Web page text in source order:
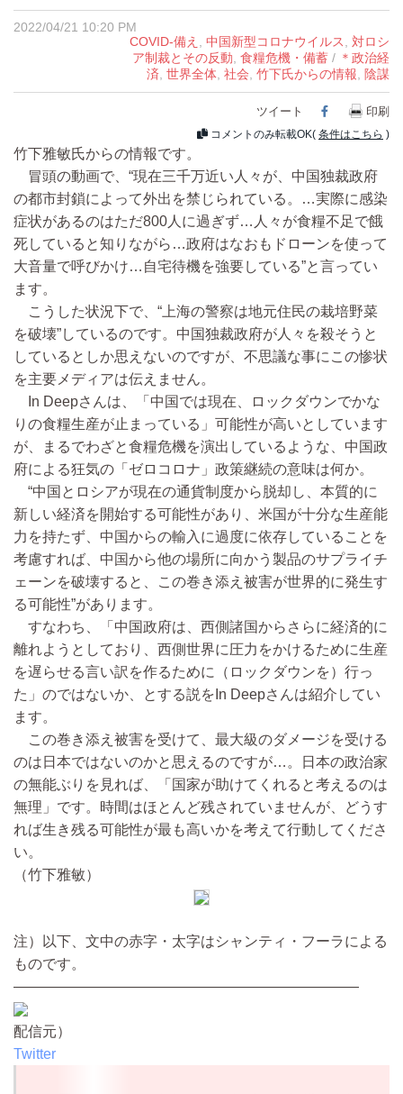
2022/04/21 10:20 PM
COVID-備え
中国新型コロナウイルス
対ロシ
ア制裁とその反動 食糧危機・備蓄 / ＊政治経
済 世界全体 社会 竹下氏からの情報 陰謀
ツイート Facebook
印刷
コメントのみ転載OK( 条件はこちら )
竹下雅敏氏からの情報です。
冒頭の動画で、“現在三千万近い人々が、中国独裁政府
の都市封鎖によって外出を禁じられている。…実際に感染
症状があるのはただ800人に過ぎず…人々が食糧不足で餓
死していると知りながら…政府はなおもドローンを使って
大音量で呼びかけ…自宅待機を強要している”と言ってい
ます。
こうした状況下で、“上海の警察は地元住民の栽培野菜
を破壊”しているのです。中国独裁政府が人々を殺そうと
しているとしか思えないのですが、不思議な事にこの惨状
を主要メディアは伝えません。
In Deepさんは、「中国では現在、ロックダウンでかな
りの食糧生産が止まっている」可能性が高いとしています
が、まるでわざと食糧危機を演出しているような、中国政
府による狂気の「ゼロコロナ」政策継続の意味は何か。
“中国とロシアが現在の通貨制度から脱却し、本質的に
新しい経済を開始する可能性があり、米国が十分な生産能
力を持たず、中国からの輸入に過度に依存していることを
考慮すれば、中国から他の場所に向かう製品のサプライチ
ェーンを破壊すると、この巻き添え被害が世界的に発生す
る可能性”があります。
すなわち、「中国政府は、西側諸国からさらに経済的に
離れようとしており、西側世界に圧力をかけるために生産
を遅らせる言い訳を作るために（ロックダウンを）行っ
た」のではないか、とする説をIn Deepさんは紹介してい
ます。
この巻き添え被害を受けて、最大級のダメージを受ける
のは日本ではないのかと思えるのですが…。日本の政治家
の無能ぶりを見れば、「国家が助けてくれると考えるのは
無理」です。時間はほとんど残されていませんが、どうす
れば生き残る可能性が最も高いかを考えて行動してくださ
い。
（竹下雅敏）
注）以下、文中の赤字・太字はシャンティ・フーラによる
ものです。
————————————————————————
配信元）
Twitter